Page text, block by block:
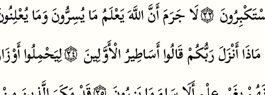
۝٢٢لَاجَرَمَأَنَّاللَّهَيَعْلَمُمَايُسِرُّونَوَمَا
مَاذَاأَنْزَلَرَبُّكُمْقَالُواأَسَاطِيرُالْأَوَّلِينَ ۝٢٤لِيَحْمِلُوا